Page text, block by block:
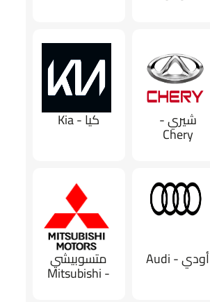
شيري -
Chery
كيا - Kia
أودي - Audi متسوبيشي
- Mitsubishi